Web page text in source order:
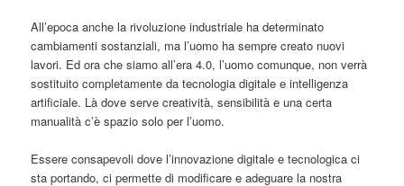
All’epoca anche la rivoluzione industriale ha determinato
cambiamenti sostanziali, ma l’uomo ha sempre creato nuovi
lavori. Ed ora che siamo all’era 4.0, l’uomo comunque, non verrà
sostituito completamente da tecnologia digitale e intelligenza
artificiale. Là dove serve creatività, sensibilità e una certa
manualità c’è spazio solo per l’uomo.
Essere consapevoli dove l’innovazione digitale e tecnologica ci
sta portando, ci permette di modificare e adeguare la nostra